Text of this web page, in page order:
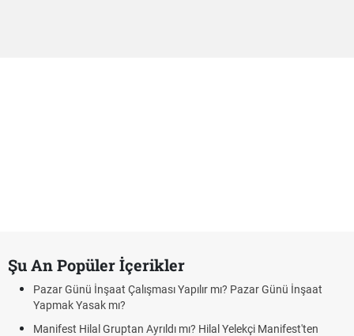
Şu An Popüler İçerikler
Pazar Günü İnşaat Çalışması Yapılır mı? Pazar Günü İnşaat
Yapmak Yasak mı?
Manifest Hilal Gruptan Ayrıldı mı? Hilal Yelekçi Manifest'ten